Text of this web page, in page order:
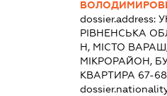
dossier.address:
РІВНЕНСЬКА
Н, МІСТО
МІКРОРАЙОН,
КВАРТИРА 67-68